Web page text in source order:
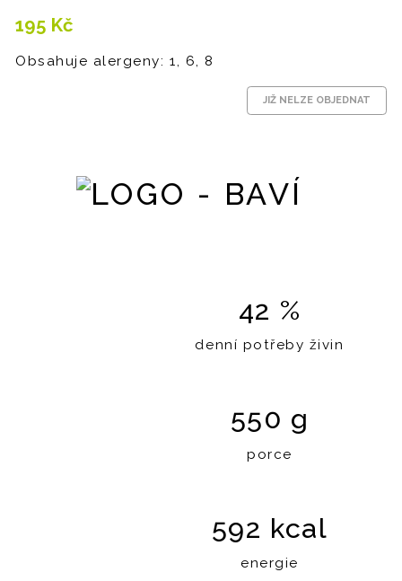
195 Kč
Obsahuje alergeny: 1, 6, 8
JIŽ NELZE OBJEDNAT
42 %
denní potřeby živin
550 g
porce
592 kcal
energie